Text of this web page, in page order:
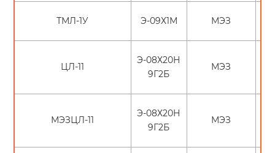
ТМЛ-1У Э-09Х1М МЭЗ
ЦЛ-11
Э-08Х20Н
9Г2Б
МЭЗ
МЭЗЦЛ-11
Э-08Х20Н
9Г2Б
МЭЗ